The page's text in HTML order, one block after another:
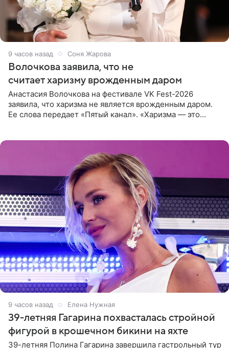
9 часов назад Соня Жарова
Волочкова заявила, что не
считает харизму врожденным даром
Анастасия Волочкова на фестивале VK Fest-2026
заявила, что харизма не является врожденным даром.
Ее слова передает «Пятый канал». «Харизма — это
9 часов назад Елена Нужная
39-летняя Гагарина похвасталась стройной
фигурой в крошечном бикини на яхте
39-летняя Полина Гагарина завершила гастрольный тур